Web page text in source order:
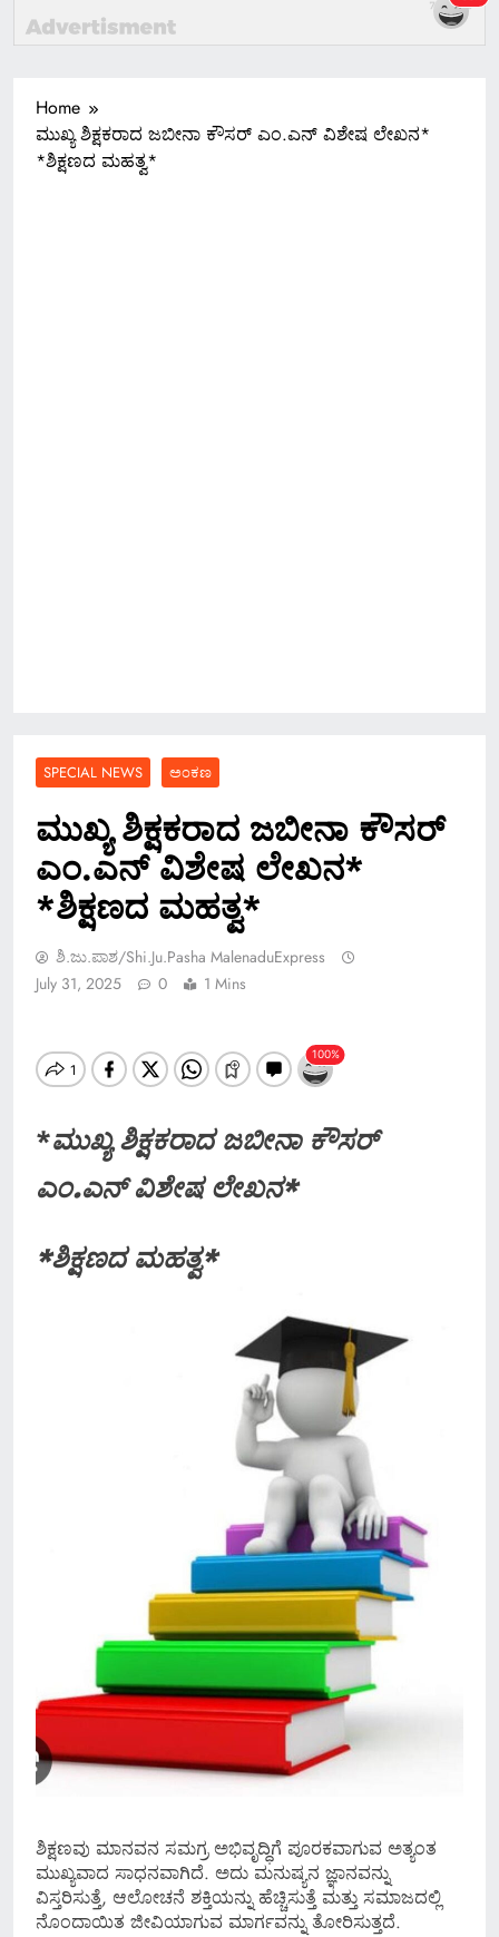
Home
ಮುಖ್ಯ ಶಿಕ್ಷಕರಾದ ಜಬೀನಾ ಕೌಸರ್ ಎಂ.ಎನ್ ವಿಶೇಷ ಲೇಖನ*
*ಶಿಕ್ಷಣದ ಮಹತ್ವ*
SPECIAL NEWS ಅಂಕಣ
ಮುಖ್ಯ ಶಿಕ್ಷಕರಾದ ಜಬೀನಾ ಕೌಸರ್
ಎಂ.ಎನ್ ವಿಶೇಷ ಲೇಖನ*
*ಶಿಕ್ಷಣದ ಮಹತ್ವ*
ಶಿ.ಜು.ಪಾಶ/Shi.ju.pasha MalenaduExpress
July 31, 2025
0 1 Mins
*ಮುಖ್ಯ ಶಿಕ್ಷಕರಾದ ಜಬೀನಾ ಕೌಸರ್
ಎಂ.ಎನ್ ವಿಶೇಷ ಲೇಖನ*
*ಶಿಕ್ಷಣದ ಮಹತ್ವ*
ಶಿಕ್ಷಣವು ಮಾನವನ ಸಮಗ್ರ ಅಭಿವೃದ್ಧಿಗೆ ಪೂರಕವಾಗುವ ಅತ್ಯಂತ
ಮುಖ್ಯವಾದ ಸಾಧನವಾಗಿದೆ. ಅದು ಮನುಷ್ಯನ ಜ್ಞಾನವನ್ನು
ವಿಸ್ತರಿಸುತ್ತೆ, ಆಲೋಚನೆ ಶಕ್ತಿಯನ್ನು ಹೆಚ್ಚಿಸುತ್ತೆ ಮತ್ತು ಸಮಾಜದಲ್ಲಿ
ನೊಂದಾಯಿತ ಜೀವಿಯಾಗುವ ಮಾರ್ಗವನ್ನು ತೋರಿಸುತ್ತದೆ.